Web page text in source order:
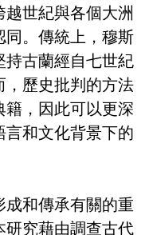
世紀與各個大洲
同。傳統上，穆斯
古蘭經自七世紀
，歷史批判的方法
，因此可以更深
言和文化背景下的
和傳承有關的重
究藉由調查古代